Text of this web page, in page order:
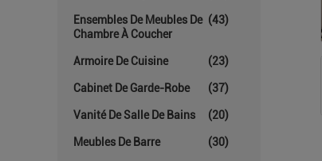
Ensembles De Meubles De
Chambre À Coucher
(43)
Armoire De Cuisine (23)
Cabinet De Garde-Robe (37)
Vanité De Salle De Bains (20)
Meubles De Barre (30)